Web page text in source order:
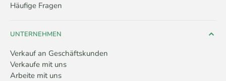
Häufige Fragen
UNTERNEHMEN
Verkauf an Geschäftskunden
Verkaufe mit uns
Arbeite mit uns